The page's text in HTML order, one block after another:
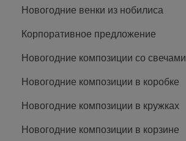
Новогодние венки из нобилиса
Корпоративное предложение
Новогодние композиции со свечами
Новогодние композиции в коробке
Новогодние композиции в кружках
Новогодние композиции в корзине